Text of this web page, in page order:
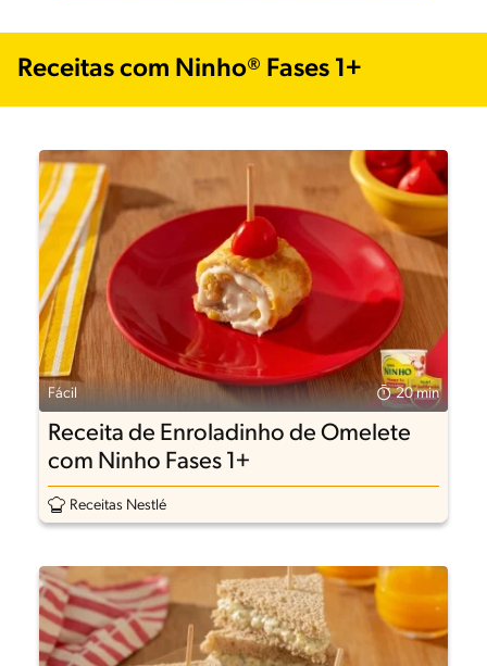
Receitas com Ninho® Fases 1+
Fácil 20 min
Receita de Enroladinho de Omelete
com Ninho Fases 1+
Receitas Nestlé